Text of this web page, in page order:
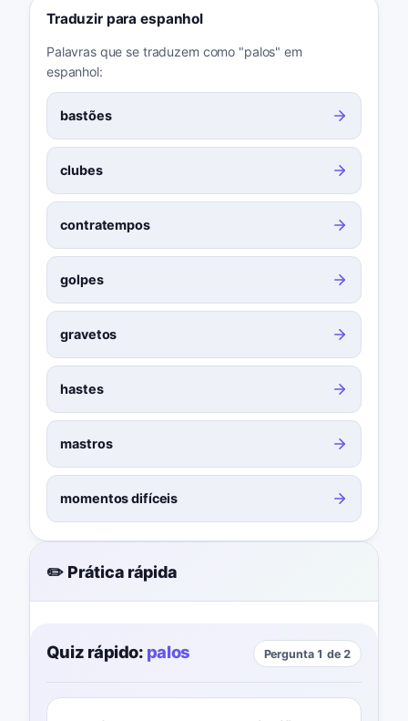
Traduzir para espanhol
Palavras que se traduzem como "palos" em
espanhol:
bastões
clubes
contratempos
golpes
gravetos
hastes
mastros
momentos difíceis
✏️ Prática rápida
Quiz rápido: palos Pergunta 1 de 2